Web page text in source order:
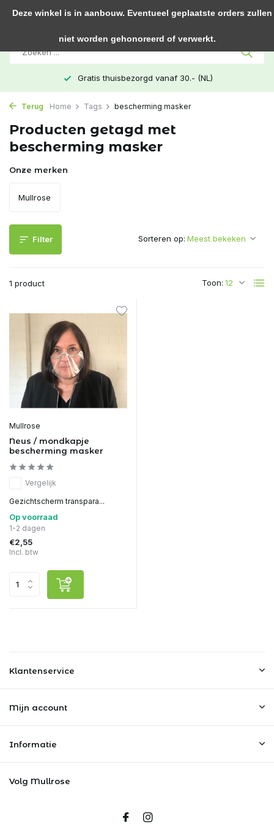
Gratis thuisbezorgd vanaf 30.- (NL)
Terug Home Tags bescherming masker
Producten getagd met
bescherming masker
Onze merken
Mullrose
Filter
1 product Toon:
Sorteren op:
Mullrose
Neus / mondkapje
bescherming masker
Vergelijk
Gezichtscherm transpara...
Op voorraad
1-2 dagen
€2,55
Incl. btw
Klantenservice
Mijn account
Informatie
Volg Mullrose
Deze winkel is in aanbouw. Eventueel geplaatste orders zullen
niet worden gehonoreerd of verwerkt.